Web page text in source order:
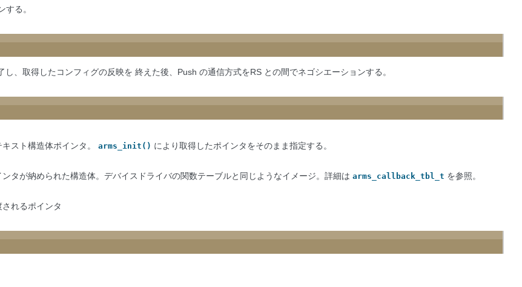
する。
し、取得したコンフィグの反映を 終えた後、Push の通信方式をRS との間でネゴシエーションする。
スト構造体ポインタ。 arms_init() により取得したポインタをそのまま指定する。
タが納められた構造体。デバイスドライバの関数テーブルと同じようなイメージ。詳細は arms_callback_tbl_t を参照。
れるポインタ